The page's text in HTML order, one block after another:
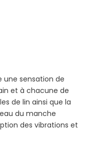
une sensation de
et à chacune de
de lin ainsi que la
du manche
des vibrations et